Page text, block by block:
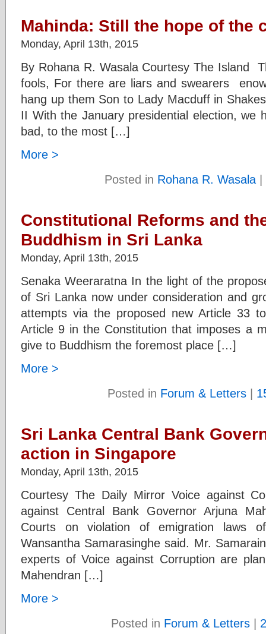
Mahinda: Still the hope of the
Monday, April 13th, 2015
By Rohana R. Wasala Courtesy The Island
fools, For there are liars and swearers
hang up them Son to Lady Macduff in
II With the January presidential election, we
bad, to the most […]
More >
Posted in Rohana R. Wasala |
Constitutional Reforms and
Buddhism in Sri Lanka
Monday, April 13th, 2015
Senaka Weeraratna In the light of the
of Sri Lanka now under consideration and
attempts via the proposed new Article 33
Article 9 in the Constitution that imposes a
give to Buddhism the foremost place […]
More >
Posted in Forum & Letters |
Sri Lanka Central Bank
action in Singapore
Monday, April 13th, 2015
Courtesy The Daily Mirror Voice against
against Central Bank Governor Arjuna
Courts on violation of emigration laws
Wansantha Samarasinghe said. Mr.
experts of Voice against Corruption are
Mahendran […]
More >
Posted in Forum & Letters|